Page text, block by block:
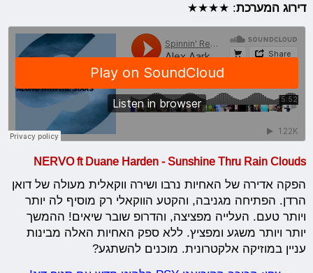
דירוג המערכת: ★★★★
NERVO ft Duane Harden - Sunshine Thru Rain Clouds
הפקה אדירה של האחיות נרבו ושירה ווקאלית מעולה של דואן
הרדן. הפתיחה מגניבה, והקטע הווקאלי רק מוסיף לה יותר
ויותר טעם. העלייה מפציצה, והדרופ שובר שיאים! ההמשך
יותר ויותר משגע ומפציץ. ללא ספק האחיות האלה מבינות
עניין במוזיקה אלקטרונית. מוכנים להשתגע?